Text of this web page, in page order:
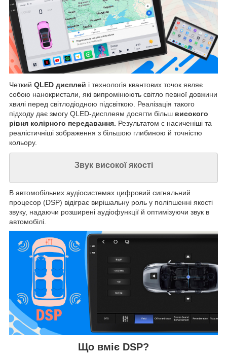
Четкий QLED дисплей і технологія квантових точок являє
собою нанокристали, які випромінюють світло певної довжини
хвилі перед світлодіодною підсвіткою. Реалізація такого
підходу дає змогу QLED-дисплеям досягти більш високого
рівня колірного передавання. Результатом є насиченіші та
реалістичніші зображення з більшою глибиною й точністю
кольору.
Звук високої якості
В автомобільних аудіосистемах цифровий сигнальний
процесор (DSP) відіграє вирішальну роль у поліпшенні якості
звуку, надаючи розширені аудіофункції й оптимізуючи звук в
автомобілі.
Що вміє DSP?